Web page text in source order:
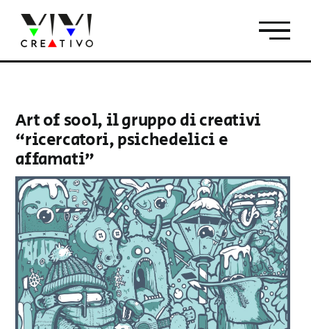
contenuto
Art of sool, il gruppo di creativi
“ricercatori, psichedelici e
affamati”